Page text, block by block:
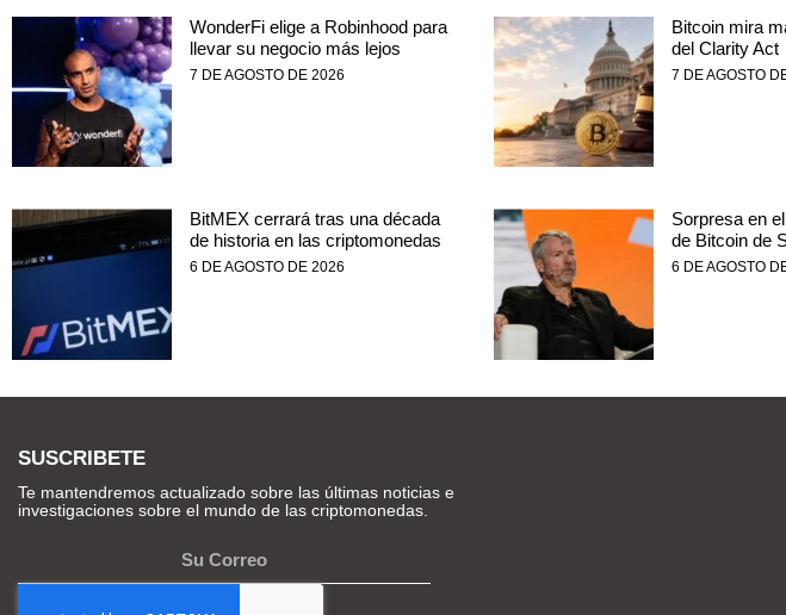
WonderFi elige a Robinhood para
llevar su negocio más lejos
7 DE AGOSTO DE 2026
Bitcoin mira
del Clarity Act
7 DE AGOSTO
BitMEX cerrará tras una década
de historia en las criptomonedas
6 DE AGOSTO DE 2026
Sorpresa en
de Bitcoin de
6 DE AGOSTO
SUSCRIBETE
Te mantendremos actualizado sobre las últimas noticias e
investigaciones sobre el mundo de las criptomonedas.